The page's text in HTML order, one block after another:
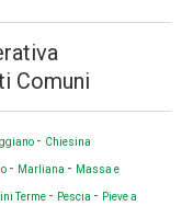
Comuni
- Chiesina
- Marliana - Massa e
Terme - Pescia - Pieve a